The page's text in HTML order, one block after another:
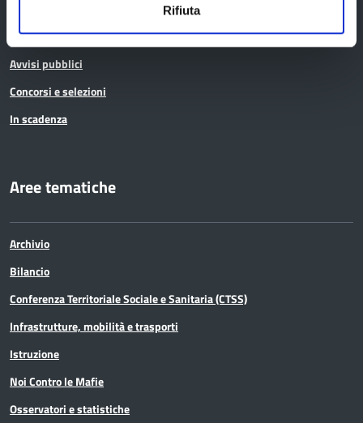
Rifiuta
Bandi di gara
Avvisi pubblici
Concorsi e selezioni
In scadenza
Aree tematiche
Archivio
Bilancio
Conferenza Territoriale Sociale e Sanitaria (CTSS)
Infrastrutture, mobilità e trasporti
Istruzione
Noi Contro le Mafie
Osservatori e statistiche